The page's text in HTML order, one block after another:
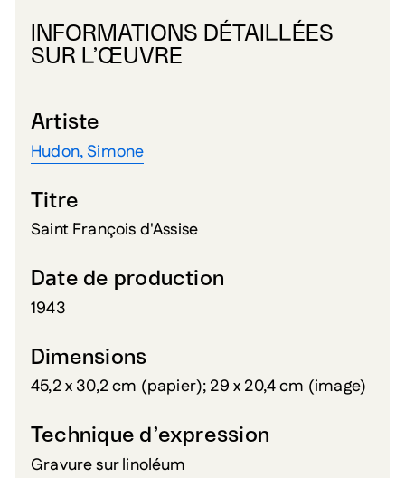
INFORMATIONS DÉTAILLÉES
SUR L’ŒUVRE
Artiste
Hudon, Simone
Titre
Saint François d'Assise
Date de production
1943
Dimensions
45,2 x 30,2 cm (papier); 29 x 20,4 cm (image)
Technique d’expression
Gravure sur linoléum